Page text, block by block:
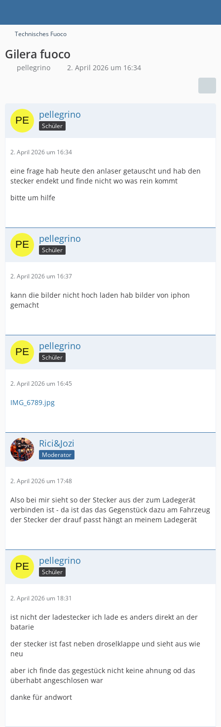
Technisches Fuoco
Gilera fuoco
pellegrino 2. April 2026 um 16:34
pellegrino
Schüler
2. April 2026 um 16:34
eine frage hab heute den anlaser getauscht und hab den
stecker endekt und finde nicht wo was rein kommt
bitte um hilfe
pellegrino
Schüler
2. April 2026 um 16:37
kann die bilder nicht hoch laden hab bilder von iphon
gemacht
pellegrino
Schüler
2. April 2026 um 16:45
IMG_6789.jpg
Rici&Jozi
Moderator
2. April 2026 um 17:48
Also bei mir sieht so der Stecker aus der zum Ladegerät
verbinden ist - da ist das das Gegenstück dazu am Fahrzeug
der Stecker der drauf passt hängt an meinem Ladegerät
pellegrino
Schüler
2. April 2026 um 18:31
ist nicht der ladestecker ich lade es anders direkt an der
batarie
der stecker ist fast neben droselklappe und sieht aus wie
neu
aber ich finde das gegestück nicht keine ahnung od das
überhabt angeschlosen war
danke für andwort